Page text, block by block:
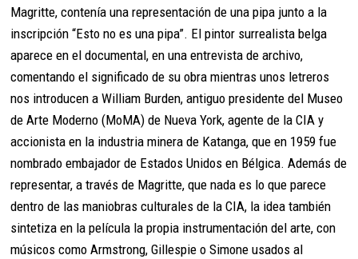
Magritte, contenía una representación de una pipa junto a la
inscripción “Esto no es una pipa”. El pintor surrealista belga
aparece en el documental, en una entrevista de archivo,
comentando el significado de su obra mientras unos letreros
nos introducen a William Burden, antiguo presidente del Museo
de Arte Moderno (MoMA) de Nueva York, agente de la CIA y
accionista en la industria minera de Katanga, que en 1959 fue
nombrado embajador de Estados Unidos en Bélgica. Además de
representar, a través de Magritte, que nada es lo que parece
dentro de las maniobras culturales de la CIA, la idea también
sintetiza en la película la propia instrumentación del arte, con
músicos como Armstrong, Gillespie o Simone usados al